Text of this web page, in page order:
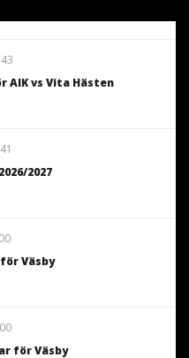
vs Vita Hästen
2027
Väsby
för Väsby